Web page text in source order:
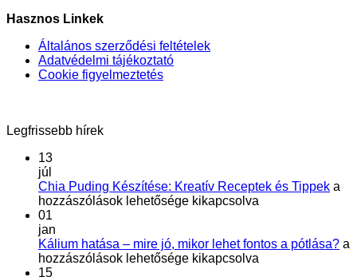
Hasznos Linkek
Általános szerződési feltételek
Adatvédelmi tájékoztató
Cookie figyelmeztetés
Legfrissebb hírek
13
júl
Chia Puding Készítése: Kreatív Receptek és Tippek a
hozzászólások lehetősége kikapcsolva
01
jan
Kálium hatása – mire jó, mikor lehet fontos a pótlása? a
hozzászólások lehetősége kikapcsolva
15